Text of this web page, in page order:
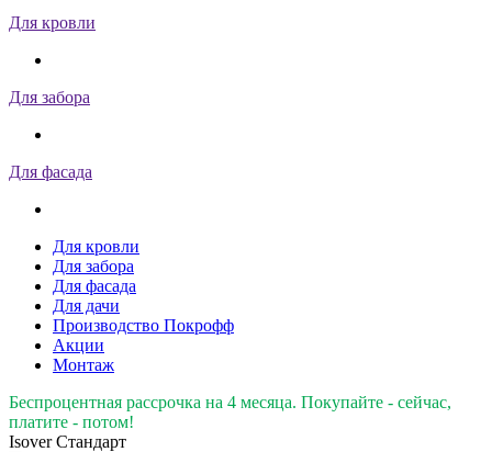
Для кровли
Для забора
Для фасада
Для кровли
Для забора
Для фасада
Для дачи
Производство Покрофф
Акции
Монтаж
Беспроцентная рассрочка на 4 месяца. Покупайте - сейчас,
платите - потом!
Isover Стандарт